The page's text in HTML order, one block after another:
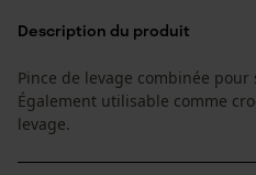
Description du produit
Pince de levage combinée
Également utilisable comme
levage.